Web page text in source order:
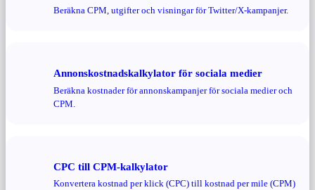
Beräkna CPM, utgifter och visningar för Twitter/X-kampanjer.
Annonskostnadskalkylator för sociala medier
Beräkna kostnader för annonskampanjer för sociala medier och
CPM.
CPC till CPM-kalkylator
Konvertera kostnad per klick (CPC) till kostnad per mile (CPM)